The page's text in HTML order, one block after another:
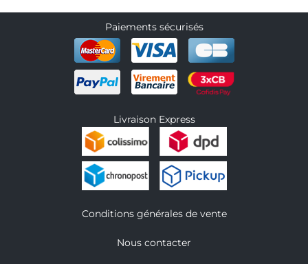
Paiements sécurisés
Livraison Express
Conditions générales de vente
Nous contacter